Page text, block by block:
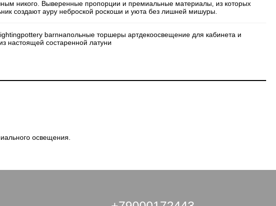
никого. Выверенные пропорции и премиальные материалы, из которых
создают ауру неброской роскоши и уюта без лишней мишуры.
pottery barnнапольные торшеры артдекоосвещение для кабинета и
настоящей состаренной латуни
освещения.